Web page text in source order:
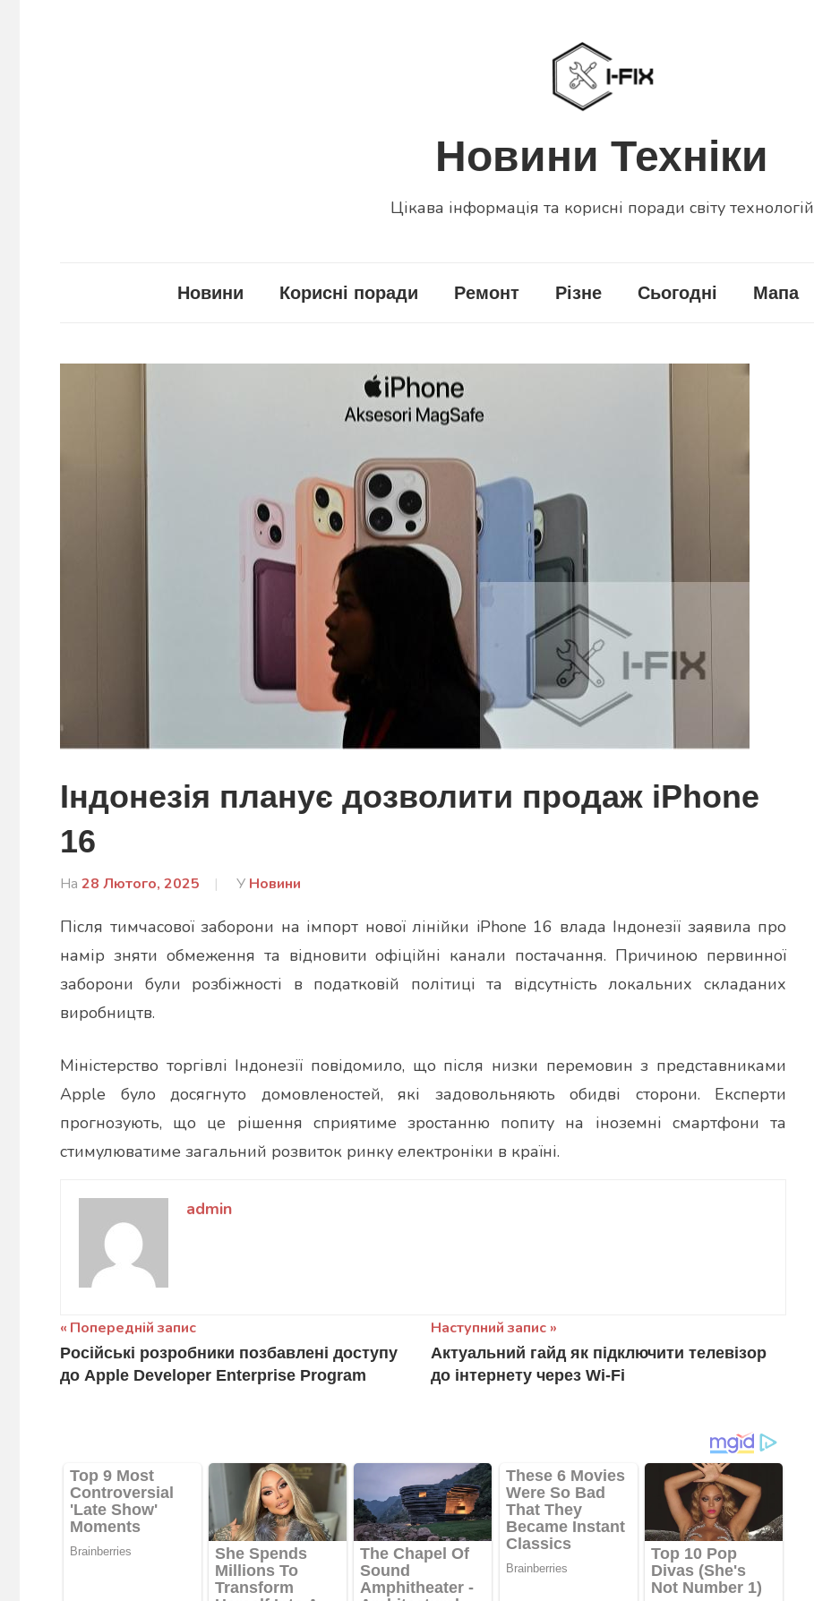
Новини Техніки
Цікава інформація та корисні поради світу технологій
Новини Корисні поради Ремонт Різне Сьогодні Мапа
Індонезія планує дозволити продаж iPhone
16
На 28 Лютого, 2025
Від
У Новини
Після тимчасової заборони на імпорт нової лінійки iPhone 16 влада Індонезії заявила про
намір зняти обмеження та відновити офіційні канали постачання. Причиною первинної
заборони були розбіжності в податковій політиці та відсутність локальних складаних
виробництв.
Міністерство торгівлі Індонезії повідомило, що після низки перемовин з представниками
Apple було досягнуто домовленостей, які задовольняють обидві сторони. Експерти
прогнозують, що це рішення сприятиме зростанню попиту на іноземні смартфони та
стимулюватиме загальний розвиток ринку електроніки в країні.
admin
Навігація
записів
Попередній запис
Російські розробники позбавлені доступу
до Apple Developer Enterprise Program
Наступний запис
Актуальний гайд як підключити телевізор
до інтернету через Wi-Fi